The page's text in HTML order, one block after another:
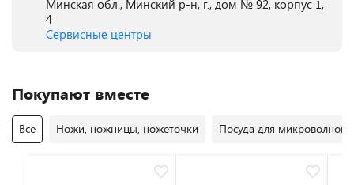
Минская обл., Минский р-н, г., дом № 92, корпус 1,
4
Сервисные центры
Покупают вместе
Все Ножи, ножницы, ножеточки Посуда для